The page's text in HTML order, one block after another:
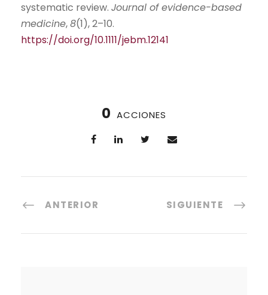
systematic review. Journal of evidence-based
medicine,8(1), 2–10.
https://doi.org/10.1111/jebm.12141
0 ACCIONES
ANTERIOR SIGUIENTE